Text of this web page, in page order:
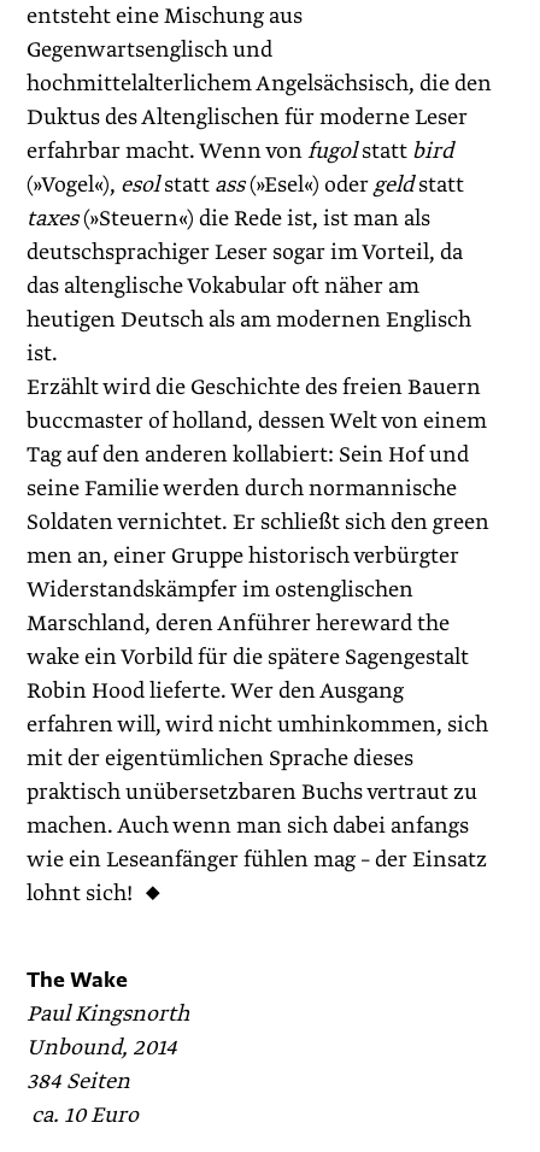
entsteht eine Mischung aus
Gegenwartsenglisch und
hochmittelalterlichem Angelsächsisch, die den
Duktus des Altenglischen für moderne Leser
erfahrbar macht. Wenn vonfugolstatt bird
(»Vogel«), esolstatt ass(»Esel«) odergeldstatt
taxes(»Steuern«) die Rede ist, ist man als
deutschsprachiger Leser sogar im Vorteil, da
das altenglische Vokabular oft näher am
heutigen Deutsch als am modernen Englisch
ist.
Erzählt wird die Geschichte des freien Bauern
buccmaster of holland, dessen Welt von einem
Tag auf den anderen kollabiert: Sein Hof und
seine Familie werden durch normannische
Soldaten vernichtet. Er schließt sich den green
men an, einer Gruppe historisch verbürgter
Widerstandskämpfer im ostenglischen
Marschland, deren Anführer hereward the
wake ein Vorbild für die spätere Sagengestalt
Robin Hood lieferte. Wer den Ausgang
erfahren will, wird nicht umhinkommen, sich
mit der eigentümlichen Sprache dieses
praktisch unübersetzbaren Buchs vertraut zu
machen. Auch wenn man sich dabei anfangs
wie ein Leseanfänger fühlen mag – der Einsatz
lohnt sich! ◆
The Wake
Paul Kingsnorth
Unbound, 2014
384 Seiten
ca. 10 Euro